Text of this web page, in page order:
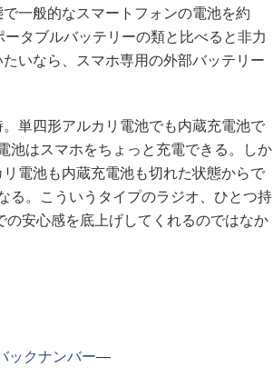
一般的なスマートフォンの電池を約
タブルバッテリーの類と比べると非力
いなら、スマホ専用の外部バッテリー
単四形アルカリ電池でも内蔵充電池で
池はスマホをちょっと充電できる。しか
電池も内蔵充電池も切れた状態からで
る。こういうタイプのラジオ、ひとつ持
安心感を底上げしてくれるのではなか
ックナンバー―